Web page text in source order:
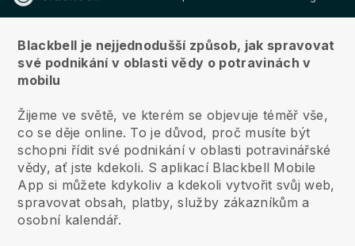
Blackbell je nejjednodušší způsob, jak spravovat
své podnikání v oblasti vědy o potravinách v
mobilu
Žijeme ve světě, ve kterém se objevuje téměř vše,
co se děje online. To je důvod, proč musíte být
schopni řídit své podnikání v oblasti potravinářské
vědy, ať jste kdekoli. S aplikací Blackbell Mobile
App si můžete kdykoliv a kdekoli vytvořit svůj web,
spravovat obsah, platby, služby zákazníkům a
osobní kalendář.